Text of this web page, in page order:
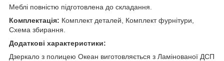
Меблі повністю підготовлена до складання.
Комплектація: Комплект деталей, Комплект фурнітури,
Схема збирання.
Додаткові характеристики:
Дзеркало з полицею Океан виготовляється з Ламінованої ДСП